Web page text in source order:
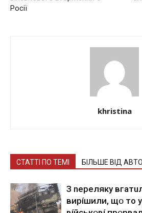
Росії
khristina
СТАТТІ ПО ТЕМІ БІЛЬШЕ ВІД
З nepeлякy
виpíшили, щօ тo